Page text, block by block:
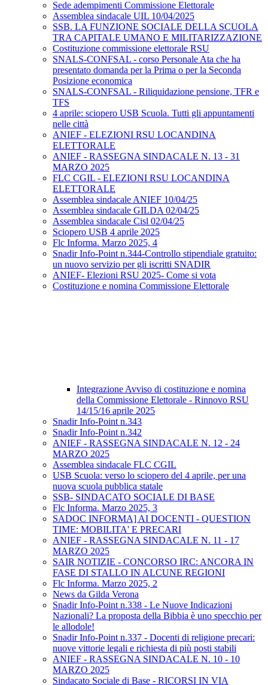
Sede adempimenti Commissione Elettorale
Assemblea sindacale UIL 10/04/2025
SSB. LA FUNZIONE SOCIALE DELLA SCUOLA
TRA CAPITALE UMANO E MILITARIZZAZIONE
Costituzione commissione elettorale RSU
SNALS-CONFSAL - corso Personale Ata che ha
presentato domanda per la Prima o per la Seconda
Posizione economica
SNALS-CONFSAL - Riliquidazione pensione, TFR e
TFS
4 aprile: sciopero USB Scuola. Tutti gli appuntamenti
nelle città
ANIEF - ELEZIONI RSU LOCANDINA
ELETTORALE
ANIEF - RASSEGNA SINDACALE N. 13 - 31
MARZO 2025
FLC CGIL - ELEZIONI RSU LOCANDINA
ELETTORALE
Assemblea sindacale ANIEF 10/04/25
Assemblea sindacale GILDA 02/04/25
Assemblea sindacale Cisl 02/04/25
Sciopero USB 4 aprile 2025
Flc Informa. Marzo 2025, 4
Snadir Info-Point n.344-Controllo stipendiale gratuito:
un nuovo servizio per gli iscritti SNADIR
ANIEF- Elezioni RSU 2025- Come si vota
Costituzione e nomina Commissione Elettorale
Integrazione Avviso di costituzione e nomina
della Commissione Elettorale - Rinnovo RSU
14/15/16 aprile 2025
Snadir Info-Point n.343
Snadir Info-Point n.342
ANIEF - RASSEGNA SINDACALE N. 12 - 24
MARZO 2025
Assemblea sindacale FLC CGIL
USB Scuola: verso lo sciopero del 4 aprile, per una
nuova scuola pubblica statale
SSB- SINDACATO SOCIALE DI BASE
Flc Informa. Marzo 2025, 3
SADOC INFORMA] AI DOCENTI - QUESTION
TIME: MOBILITA' E PRECARI
ANIEF - RASSEGNA SINDACALE N. 11 - 17
MARZO 2025
SAIR NOTIZIE - CONCORSO IRC: ANCORA IN
FASE DI STALLO IN ALCUNE REGIONI
Flc Informa. Marzo 2025, 2
News da Gilda Verona
Snadir Info-Point n.338 - Le Nuove Indicazioni
Nazionali? La proposta della Bibbia è uno specchio per
le allodole!
Snadir Info-Point n.337 - Docenti di religione precari:
nuove vittorie legali e richiesta di più posti stabili
ANIEF - RASSEGNA SINDACALE N. 10 - 10
MARZO 2025
Sindacato Sociale di Base - RICORSI IN VIA